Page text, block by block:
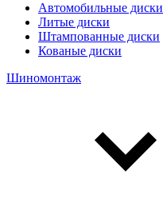
Автомобильные диски
Литые диски
Штампованные диски
Кованые диски
Шиномонтаж